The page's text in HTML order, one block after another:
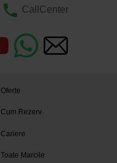
CallCenter
Oferte
Cum Rezerv
Cariere
Toate Marcile